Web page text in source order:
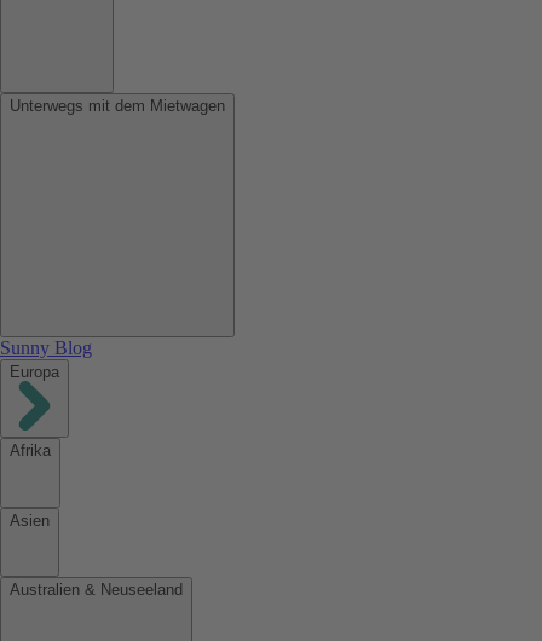
Unterwegs mit dem Mietwagen
Sunny Blog
Europa
Afrika
Asien
Australien & Neuseeland